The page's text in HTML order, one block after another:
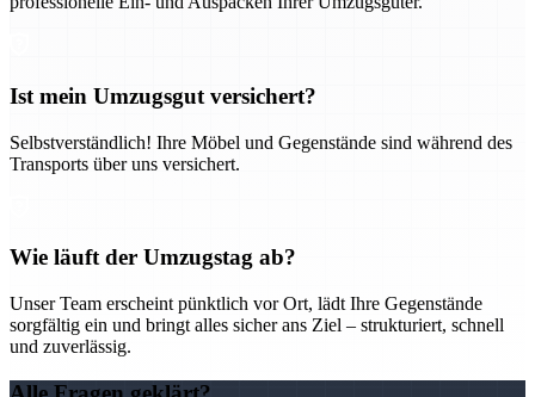
Ist mein Umzugsgut versichert?
Selbstverständlich! Ihre Möbel und Gegenstände sind während des
Transports über uns versichert.
Wie läuft der Umzugstag ab?
Unser Team erscheint pünktlich vor Ort, lädt Ihre Gegenstände
sorgfältig ein und bringt alles sicher ans Ziel – strukturiert, schnell
und zuverlässig.